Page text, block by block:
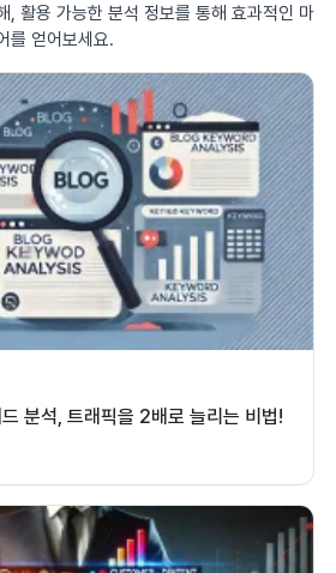
, 활용 가능한 분석 정보를 통해 효과적인 마
를 얻어보세요.
분석, 트래픽을 2배로 늘리는 비법!